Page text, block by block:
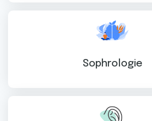
Sophrologie